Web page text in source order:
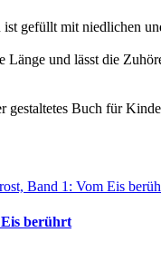
gefüllt mit niedlichen
Länge und lässt die
gestaltetes Buch für
berührt